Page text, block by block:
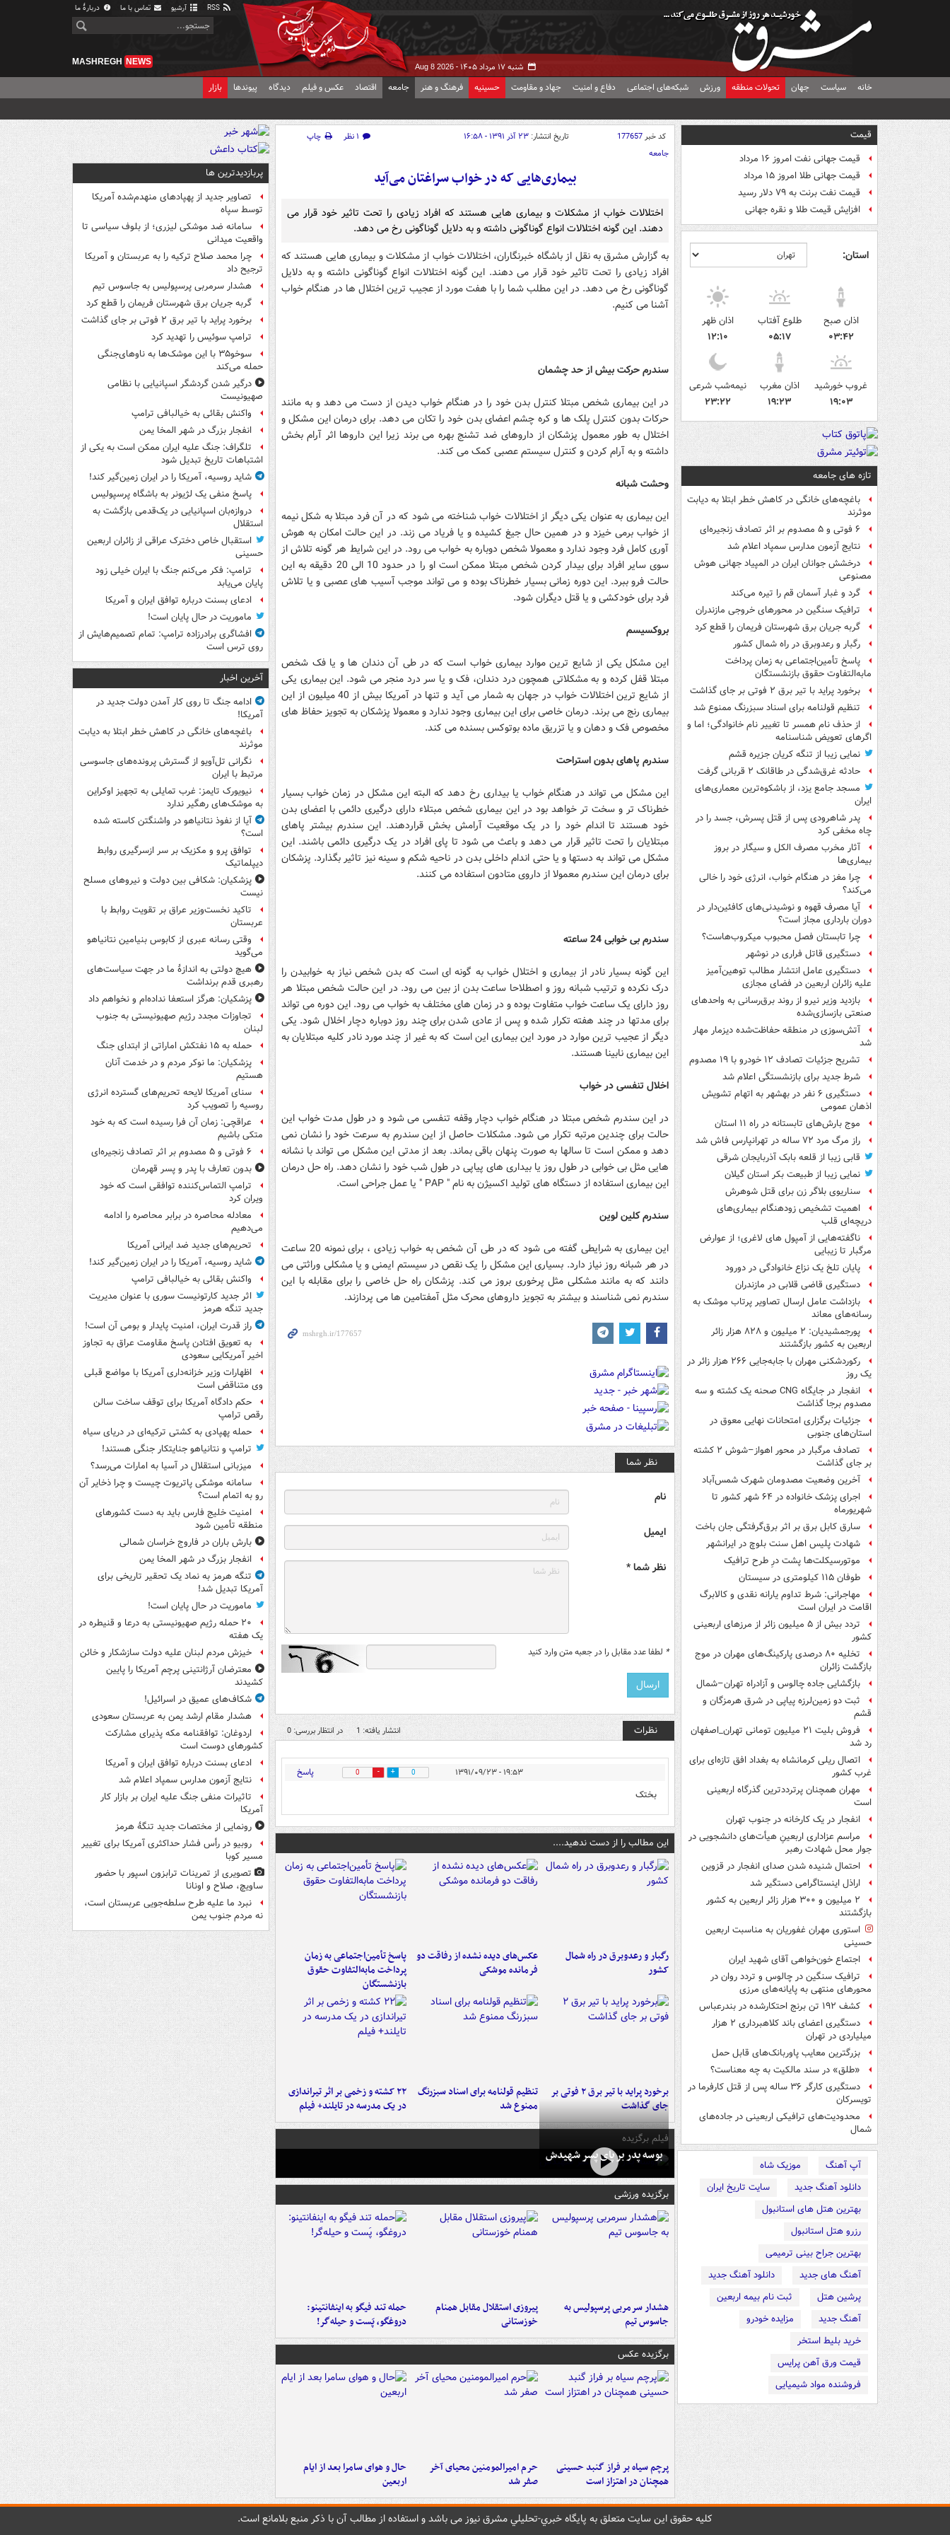
آرشیو تماس با ما دربارهٔ ما
شنبه ۱۷ مرداد ۱۴۰۵ - Aug 8 2026
MASHREGH NEWS
خانه سیاست جهان تحولات منطقه ورزش شبکه‌های اجتماعی دفاع و امنیت جهاد و مقاومت حسینیه فرهنگ و هنر جامعه اقتصاد عکس و فیلم دیدگاه پیوندها بازار
قیمت
قیمت جهانی نفت امروز ۱۶ مرداد
قیمت جهانی طلا امروز ۱۵ مرداد
قیمت نفت برنت به ۷۹ دلار رسید
افزایش قیمت طلا و نقره جهانی
استان:
اذان صبح
۰۳:۴۲
طلوع آفتاب
۰۵:۱۷
اذان ظهر
۱۲:۱۰
غروب خورشید
۱۹:۰۳
اذان مغرب
۱۹:۲۳
نیمه‌شب شرعی
۲۳:۲۲
تازه های جامعه
باغچه‌های خانگی در کاهش خطر ابتلا به دیابت
موثرند
۶ فوتی و ۵ مصدوم بر اثر تصادف زنجیره‌ای
نتایج آزمون مدارس سمپاد اعلام شد
درخشش جوانان ایران در المپیاد جهانی هوش
مصنوعی
گرد و غبار آسمان قم را تیره می‌کند
ترافیک سنگین در محورهای خروجی مازندران
گربه جریان برق شهرستان فریمان را قطع کرد
رگبار و رعدوبرق در راه شمال کشور
پاسخ تأمین‌اجتماعی به زمان پرداخت
مابه‌التفاوت حقوق بازنشستگان
برخورد پراید با تیر برق ۲ فوتی بر جای گذاشت
تنظیم قولنامه برای اسناد سبزرنگ ممنوع شد
از حذف نام همسر تا تغییر نام خانوادگی؛ اما و
اگرهای تعویض شناسنامه
نمایی زیبا از تنگه کریان جزیره قشم
حادثه غرق‌شدگی در طاقانک ۲ قربانی گرفت
مسجد جامع یزد، از باشکوه‌ترین معماری‌های
ایران
پدر شاهرودی پس از قتل پسرش، جسد را در
چاه مخفی کرد
آثار مخرب مصرف الکل و سیگار در بروز
بیماری‌ها
چرا مغز در هنگام خواب، انرژی خود را خالی
می‌کند؟
آیا مصرف قهوه و نوشیدنی‌های کافئین‌دار در
دوران بارداری مجاز است؟
چرا تابستان فصل محبوب میکروب‌هاست؟
دستگیری قاتل فراری در نوشهر
دستگیری عامل انتشار مطالب توهین‌آمیز
علیه زائران اربعین در فضای مجازی
بازدید وزیر نیرو از روند برق‌رسانی به واحدهای
صنعتی بازسازی‌شده
آتش‌سوزی در منطقه حفاظت‌شده دیزمار مهار
شد
تشریح جزئیات تصادف ۱۲ خودرو با ۱۹ مصدوم
شرط جدید برای بازنشستگی اعلام شد
دستگیری ۶ نفر در بهشهر به اتهام تشویش
اذهان عمومی
موج بارش‌های تابستانه در راه ۱۱ استان
راز مرگ مرد ۷۲ ساله در تهرانپارس فاش شد
قابی زیبا از قلعه بابک آذربایجان شرقی
نمایی زیبا از طبیعت بکر استان گیلان
سناریوی بلاگر زن برای قتل شوهرش
اهمیت تشخیص زودهنگام بیماری‌های
دریچه‌ای قلب
ناگفته‌هایی از آمپول های لاغری؛ از عوارض
مرگبار تا زیبایی
پایان تلخ یک نزاع خانوادگی در دورود
دستگیری قاضی قلابی در مازندران
بازداشت عامل ارسال تصاویر پرتاب موشک به
رسانه‌های معاند
پورجمشیدیان: ۲ میلیون و ۸۲۸ هزار زائر
اربعین به کشور بازگشتند
رکوردشکنی مهران با جابه‌جایی ۲۶۶ هزار زائر در
یک روز
انفجار در جایگاه CNG صحنه یک کشته و سه
مصدوم برجا گذاشت
جزئیات برگزاری امتحانات نهایی معوق در
استان‌های جنوبی
تصادف مرگبار در محور اهواز–شوش ۲ کشته
بر جای گذاشت
آخرین وضعیت مصدومان شهرک شمس‌آباد
اجرای پزشک خانواده در ۶۴ شهر کشور تا
شهریورماه
سارق کابل برق بر اثر برق‌گرفتگی جان باخت
شهادت پلیس اهل سنت بلوچ در ایرانشهر
موتورسیکلت‌ها پشت درِ طرح ترافیک
طوفان ۱۱۵ کیلومتری در سیستان
مهاجرانی: شرط تداوم یارانه نقدی و کالابرگ
اقامت در ایران است
تردد بیش از ۵ میلیون زائر از مرزهای اربعینی
کشور
تخلیه ۸۰ درصدی پارکینگ‌های مهران در موج
بازگشت زائران
بازگشایی جاده چالوس و آزادراه تهران–شمال
ثبت دو زمین‌لرزه پیاپی در شرق هرمزگان و
قشم
فروش بلیت ۲۱ میلیون تومانی تهران_اصفهان
رد شد
اتصال ریلی کرمانشاه به بغداد افق تازه‌ای برای
غرب کشور
مهران همچنان پرترددترین گذرگاه اربعینی
است
انفجار در یک کارخانه در جنوب تهران
مراسم عزاداری اربعینِ هیأت‌های دانشجویی در
جوار محل شهادت رهبر
احتمال شنیده شدن صدای انفجار در قزوین
اراذل اینستاگرامی دستگیر شد
۲ میلیون و ۳۰۰ هزار زائر اربعین به کشور
بازگشتند
استوری مهران غفوریان به مناسبت اربعین
حسینی
اجتماع خون‌خواهی آقای شهید ایران
ترافیک سنگین در چالوس و تردد روان در
محورهای منتهی به پایانه‌های مرزی
کشف ۱۹۲ تن برنج احتکارشده در بندرعباس
دستگیری اعضای باند کلاهبرداری ۲ هزار
میلیاردی در تهران
بزرگترین معایب پاوربانک‌های قابل حمل
«طلق» در سند مالکیت به چه معناست؟
دستگیری کارگر ۳۶ ساله پس از قتل کارفرما در
تویسرکان
محدودیت‌های ترافیکی اربعینی در جاده‌های
شمال‌
آپ آهنگ
موزیک شاه
دانلود آهنگ جدید
سایت تاریخ ایران
بهترین هتل های استانبول
رزرو هتل استانبول
بهترین جراح بینی ترمیمی
آهنگ های جدید
دانلود آهنگ جدید
پرشین هتل
ثبت نام بیمه اربعین
آهنگ جدید
مزایده خودرو
خرید بلیط استخر
قیمت ورق آهن پرایس
فروشنده مواد شیمیایی
کد خبر177657 تاریخ انتشار: ۲۳ آذر ۱۳۹۱ - ۱۶:۵۸ ۱ نظر
چاپ
جامعه
بیماری‌هایی که در خواب سراغتان می‌آید
اختلالات خواب از مشکلات و بیماری هایی هستند که افراد زیادی را تحت تاثیر خود قرار می
دهند. این گونه اختلالات انواع گوناگونی داشته و به دلایل گوناگونی رخ می دهد.
به گزارش مشرق به نقل از باشگاه خبرنگاران، اختلالات خواب از مشکلات و بیماری هایی هستند که
افراد زیادی را تحت تاثیر خود قرار می دهند. این گونه اختلالات انواع گوناگونی داشته و به دلایل
گوناگونی رخ می دهد. در این مطلب شما را با هفت مورد از عجیب ترین اختلال ها در هنگام خواب
آشنا می کنیم.
سندرم حرکت بیش از حد چشمان
در این بیماری شخص مبتلا کنترل بدن خود را در هنگام خواب دیدن از دست می دهد و به مانند
حرکات بدون کنترل پلک ها و کره چشم اعضای بدن خود را تکان می دهد. برای درمان این مشکل و
اختلال به طور معمول پزشکان از داروهای ضد تشنج بهره می برند زیرا این داروها اثر آرام بخش
داشته و به آرام کردن و کنترل سیستم عصبی کمک می کند.
وحشت شبانه
این بیماری به عنوان یکی دیگر از اختلالات خواب شناخته می شود که در آن فرد مبتلا به شکل نیمه
از خواب برمی خیزد و در همین حال جیغ کشیده و یا فریاد می زند. در این حالت امکان به هوش
آوری کامل فرد وجود ندارد و معمولا شخص دوباره به خواب می رود. در این شرایط هر گونه تلاش از
سوی سایر افراد برای بیدار کردن شخص مبتلا ممکن است او را در حدود 10 الی 20 دقیقه به این
حالت فرو ببرد. این دوره زمانی بسیار خطرناک بوده و می تواند موجب آسیب های عصبی و یا تلاش
فرد برای خودکشی و یا قتل دیگران شود.
بروکسیسم
این مشکل یکی از شایع ترین موارد بیماری خواب است که در طی آن دندان ها و یا فک شخص
مبتلا قفل کرده و به مشکلاتی همچون درد دندان، فک و یا سر درد منجر می شود. این بیماری یکی
از شایع ترین اختلالات خواب در جهان به شمار می آید و تنها در آمریکا بیش از 40 میلیون از این
بیماری رنج می برند. درمان خاصی برای این بیماری وجود ندارد و معمولا پزشکان به تجویز حفاظ های
مخصوص فک و دهان و یا تزریق ماده بوتوکس بسنده می کند.
سندرم پاهای بدون استراحت
این مشکل می تواند در هنگام خواب یا بیداری رخ دهد که البته این مشکل در زمان خواب بسیار
خطرناک تر و سخت تر خواهد بود در این بیماری شخص مبتلاء دارای درگیری دائمی با اعضای بدن
خود هستند تا اندام خود را در یک موقعیت آرامش بخش قراردهند. این سندرم بیشتر پاهای
مبتلایان را تحت تاثیر قرار می دهد و باعث می شود تا پای افراد در یک درگیری دائمی باشند. این
مشکل می تواند به دستها و یا حتی اندام داخلی بدن در ناحیه شکم و سینه نیز تاثیر بگذارد. پزشکان
برای درمان این سندرم معمولا از داروی متادون استفاده می کنند.
سندرم بی خوابی 24 ساعته
این گونه بسیار نادر از بیماری و اختلال خواب به گونه ای است که بدن شخص نیاز به خوابیدن را
درک نکرده و ترتیب شبانه روز و اصطلاحا ساعت بدن از بین می رود. در این حالت شخص مبتلا هر
روز دارای یک ساعت خواب متفاوت بوده و در زمان های مختلف به خواب می رود. این دوره می تواند
برای مدتها در چند هفته تکرار شده و پس از عادی شدن برای چند روز دوباره دچار اخلال شود. یکی
دیگر از عجیب ترین موارد در مورد این بیماری این است که به غیر از چند مورد نادر کلیه مبتلایان به
این بیماری نابینا هستند.
اخلال تنفسی در خواب
در این سندرم شخص مبتلا در هنگام خواب دچار وقفه تنفسی می شود و در طول مدت خواب این
حالت برای چندین مرتبه تکرار می شود. مشکلات حاصل از این سندرم به سرعت خود را نشان نمی
دهد و ممکن است تا سالها به صورت پنهان باقی بماند. بعد از مدتی این مشکل می تواند با نشانه
هایی مثل بی خوابی در طول روز یا بیداری های پیاپی در طول شب خود را نشان دهد. راه حل درمان
این بیماری استفاده از دستگاه های تولید اکسیژن به نام " PAP " یا عمل جراحی است.
سندرم کلین لوین
این بیماری به شرایطی گفته می شود که در طی آن شخص به خواب زیادی ، برای نمونه 20 ساعت
در هر شبانه روز نیاز دارد. بسیاری این مشکل را یک نقص در سیستم ایمنی و یا مشکلی وراثتی می
دانند که به مانند مشکلی مثل پرخوری بروز می کند. پزشکان راه حل خاصی را برای مقابله با این
سندرم نمی شناسند و بیشتر به تجویز داروهای محرک مثل آمفتامین ها می پردازند.
نظر شما
نام
ایمیل
نظر شما *
* لطفا عدد مقابل را در جعبه متن وارد کنید
نظرات انتشار یافته: 1 در انتظار بررسی: 0
۱۹:۵۳ - ۱۳۹۱/۰۹/۲۳ 0
0 پاسخ
بختک
این مطالب را از دست ندهید....
رگبار و رعدوبرق در راه شمال
کشور
عکس‌های دیده نشده از رفاقت دو
فرمانده‌ موشکی
پاسخ تأمین‌اجتماعی به زمان
پرداخت مابه‌التفاوت حقوق
بازنشستگان
برخورد پراید با تیر برق ۲ فوتی بر
جای گذاشت
تنظیم قولنامه برای اسناد سبزرنگ
ممنوع شد
۲۲ کشته و زخمی بر اثر تیراندازی
در یک مدرسه در تایلند+ فیلم
فیلم برگزیده
بوسه‌ پدر بر پای پسر شهیدش
برگزیده ورزشی
هشدار سرمربی پرسپولیس به
جاسوس تیم
پیروزی استقلال مقابل همنام
خوزستانی
حمله تند فیگو به اینفانتینو:
دروغگو، پَست‌ و حیله‌گر!
برگزیده عکس
پرچم سیاه بر فراز گنبد حسینی
همچنان در اهتزاز است
حرم امیرالمومنین محیای آخر
صفر شد
حال و هوای سامرا بعد از ایام
اربعین
پربازدیدترین ها
تصاویر جدید از پهپادهای منهدم‌شده آمریکا
توسط سپاه
سامانه ضد موشکی لیزری؛ از بلوف سیاسی تا
واقعیت میدانی
چرا محمد صلاح ترکیه را به عربستان و آمریکا
ترجیح داد
هشدار سرمربی پرسپولیس به جاسوس تیم
گربه جریان برق شهرستان فریمان را قطع کرد
برخورد پراید با تیر برق ۲ فوتی بر جای گذاشت
ترامپ سوئیس را تهدید کرد
سوخو۳۵ با این موشک‌ها به ناوهای‌جنگی
حمله می‌کند
درگیر شدن گردشگر اسپانیایی با نظامی
صهیونیست
واکنش بقائی به خیالبافی ترامپ
انفجار بزرگ در شهر المخا یمن
تلگراف: جنگ علیه ایران ممکن است به یکی از
اشتباهات تاریخ تبدیل شود
شاید روسیه، آمریکا را در ایران زمین‌گیر کند!
پاسخ منفی یک لژیونر به باشگاه پرسپولیس
دروازه‌بان اسپانیایی در یک‌قدمی بازگشت به
استقلال
استقبال خاص دخترک عراقی از زائران اربعین
حسینی
ترامپ: فکر می‌کنم جنگ با ایران خیلی زود
پایان می‌یابد
ادعای بسنت درباره توافق ایران و آمریکا
ماموریت در حال پایان است!
افشاگری برادرزاده ترامپ: تمام تصمیم‌هایش از
روی ترس است
آخرین اخبار
ادامه جنگ تا روی کار آمدن دولت جدید در
آمریکا!
باغچه‌های خانگی در کاهش خطر ابتلا به دیابت
موثرند
نگرانی تل‌آویو از گسترش پرونده‌های جاسوسی
مرتبط با ایران
نیویورک تایمز: غرب تمایلی به تجهیز اوکراین
به موشک‌های رهگیر ندارد
آیا از نفوذ نتانیاهو در واشنگتن کاسته شده
است؟
توافق پرو و مکزیک بر سر ازسرگیری روابط
دیپلماتیک
پزشکیان: شکافی بین دولت و نیروهای مسلح
نیست
تاکید نخست‌وزیر عراق بر تقویت روابط با
عربستان
وقتی رسانه عبری از کابوس بنیامین نتانیاهو
می‌گوید
هیچ دولتی به اندازۀ ما در جهت سیاست‌های
رهبری قدم برنداشت
پزشکیان: هرگز استعفا نداده‌ام و نخواهم داد
تجاوزات مجدد رژیم صهیونیستی به جنوب
لبنان
حمله به ۱۵ نفتکش‌ اماراتی از ابتدای جنگ
پزشکیان: ما نوکر مردم و در خدمت آنان
هستیم
سنای آمریکا لایحه تحریم‌های گسترده انرژی
روسیه را تصویب کرد
عراقچی: زمان آن فرا رسیده است که به خود
متکی باشیم
۶ فوتی و ۵ مصدوم بر اثر تصادف زنجیره‌ای
بدون تعارف با پدر و پسر قهرمان
ترامپ التماس‌کننده توافقی است که خود
ویران کرد
معادله محاصره در برابر محاصره را ادامه
می‌دهیم
تحریم‌های جدید ضد ایرانی آمریکا
شاید روسیه، آمریکا را در ایران زمین‌گیر کند!
واکنش بقائی به خیالبافی ترامپ
اثر جدید کارتونیست سوری با عنوان مدیریت
جدید تنگه هرمز
راز قدرت ایران، امنیت پایدار و بومی آن است!
به تعویق افتادن پاسخ مقاومت عراق به تجاوز
اخیر آمریکایی سعودی
اظهارات وزیر خزانه‌داری آمریکا با مواضع قبلی
وی متناقض است
حکم دادگاه آمریکا برای توقف ساخت سالن
رقص ترامپ
حمله پهپادی به کشتی ترکیه‌ای در دریای سیاه
ترامپ و نتانیاهو جنایتکار جنگی هستند!
میزبانی استقلال در آسیا به امارات می‌رسد؟
سامانه موشکی پاتریوت چیست و چرا ذخایر آن
رو به اتمام است؟
امنیت خلیج فارس باید به دست کشورهای
منطقه تأمین شود
بارش باران در فاروج خراسان شمالی
انفجار بزرگ در شهر المخا یمن
تنگه هرمز به نماد یک تحقیر تاریخی برای
آمریکا تبدیل شد!
ماموریت در حال پایان است!
۲۰ حمله رژیم صهیونیستی به درعا و قنیطره در
یک هفته
خیزش مردم لبنان علیه دولت سازشکار و خائن
معترضان آرژانتینی پرچم آمریکا را پایین
کشیدند
شکاف‌های عمیق در اسرائیل!
هشدار مقام ارشد یمن به عربستان سعودی
اردوغان: توافقنامه مکه پذیرای مشارکت
کشورهای دوست است
ادعای بسنت درباره توافق ایران و آمریکا
نتایج آزمون مدارس سمپاد اعلام شد
تاثیرات منفی جنگ علیه ایران بر بازار کار
آمریکا
رونمایی از مختصات جدید تنگۀ هرمز
روبیو در رأس فشار حداکثری آمریکا برای تغییر
مسیر کوبا
تصویری از تمرینات ترابزون اسپور با حضور
ساویچ، صلاح و اونانا
نبرد ما علیه طرح سلطه‌جویی عربستان است،
نه مردم جنوب یمن
کليه حقوق اين سايت متعلق به پایگاه خبري-تحليلي مشرق نيوز می باشد و استفاده از مطالب آن با ذکر منبع بلامانع است.